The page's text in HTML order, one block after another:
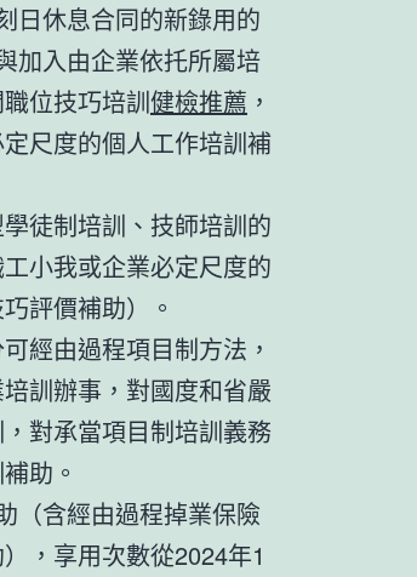
日休息合同的新錄用的
加入由企業依托所屬培
位技巧培訓健檢推薦 ，
尺度的個人工作培訓補
徒制培訓、技師培訓的
小我或企業必定尺度的
評價補助）。
經由過程項目制方法，
訓辦事，對國度和省嚴
對承當項目制培訓義務
助。
（含經由過程掉業保險
，享用次數從2024年1